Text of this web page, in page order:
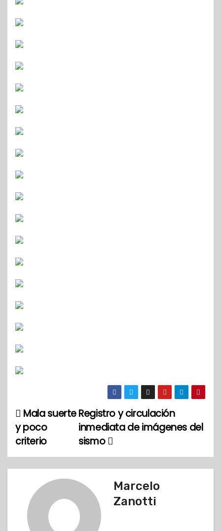
N
a
v
Registro y circulación
inmediata de imágenes del
sismo
Mala suerte
y poco
criterio
Marcelo
Zanotti